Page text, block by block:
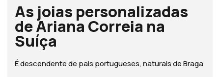
As joias personalizadas
de Ariana Correia na
Suíça
É descendente de pais portugueses, naturais de Braga